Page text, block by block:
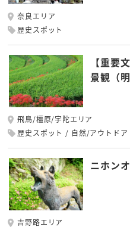
奈良エリア
歴史スポット
【重要
景観（
飛鳥/橿原/宇陀エリア
歴史スポット
自然/アウトドア
ニホン
吉野路エリア